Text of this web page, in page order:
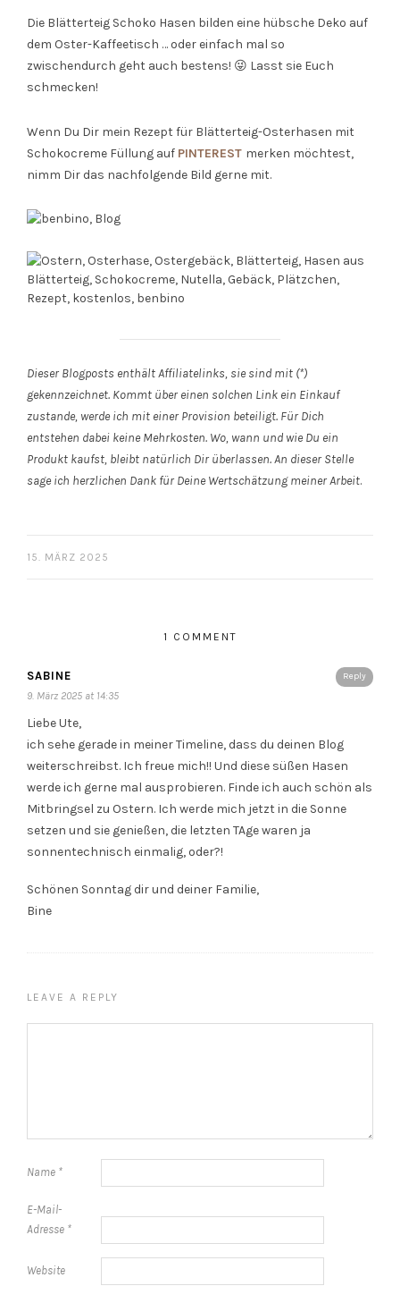
Die Blätterteig Schoko Hasen bilden eine hübsche Deko auf
dem Oster-Kaffeetisch … oder einfach mal so
zwischendurch geht auch bestens! 😜 Lasst sie Euch
schmecken!
Wenn Du Dir mein Rezept für Blätterteig-Osterhasen mit
Schokocreme Füllung auf PINTEREST merken möchtest,
nimm Dir das nachfolgende Bild gerne mit.
Dieser Blogposts enthält Affiliatelinks, sie sind mit (*)
gekennzeichnet. Kommt über einen solchen Link ein Einkauf
zustande, werde ich mit einer Provision beteiligt. Für Dich
entstehen dabei keine Mehrkosten. Wo, wann und wie Du ein
Produkt kaufst, bleibt natürlich Dir überlassen. An dieser Stelle
sage ich herzlichen Dank für Deine Wertschätzung meiner Arbeit.
15. MÄRZ 2025
1 COMMENT
Reply
SABINE
9. März 2025 at 14:35
Liebe Ute,
ich sehe gerade in meiner Timeline, dass du deinen Blog
weiterschreibst. Ich freue mich!! Und diese süßen Hasen
werde ich gerne mal ausprobieren. Finde ich auch schön als
Mitbringsel zu Ostern. Ich werde mich jetzt in die Sonne
setzen und sie genießen, die letzten TAge waren ja
sonnentechnisch einmalig, oder?!
Schönen Sonntag dir und deiner Familie,
Bine
LEAVE A REPLY
Name *
E-Mail-
Adresse *
Website